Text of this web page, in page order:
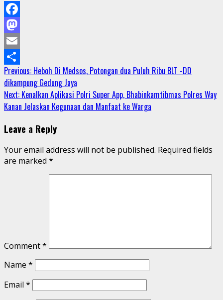
Facebook
Mastodon
Email
Share
Continue
Reading
Previous: Heboh Di Medsos, Potongan dua Puluh Ribu BLT -DD
dikampung Gedung Jaya
Next: Kenalkan Aplikasi Polri Super App, Bhabinkamtibmas Polres Way
Kanan Jelaskan Kegunaan dan Manfaat ke Warga
Leave a Reply
Your email address will not be published. Required fields
are marked *
Comment*
Name *
Email *